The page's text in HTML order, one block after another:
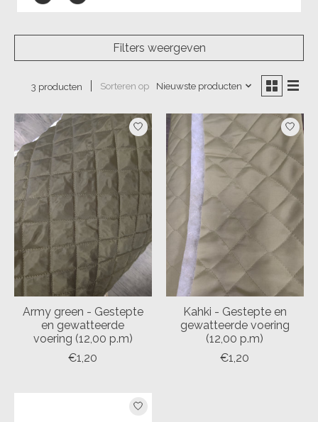
Filters weergeven
3 producten Sorteren op Nieuwste producten
Army green - Gestepte
en gewatteerde
voering (12,00 p.m)
€1,20
Kahki - Gestepte en
gewatteerde voering
(12,00 p.m)
€1,20